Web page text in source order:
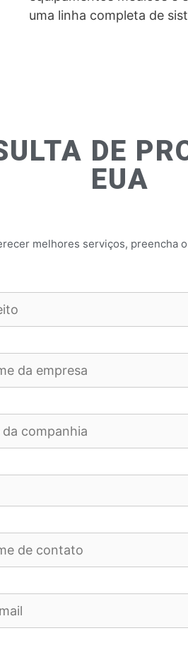
uma linha completa de
DE
EUA
melhores serviços, preencha